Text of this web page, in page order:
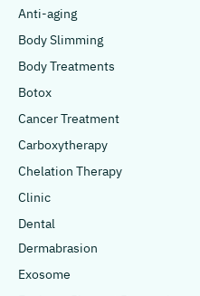
Anti-aging
Body Slimming
Body Treatments
Botox
Cancer Treatment
Carboxytherapy
Chelation Therapy
Clinic
Dental
Dermabrasion
Exosome